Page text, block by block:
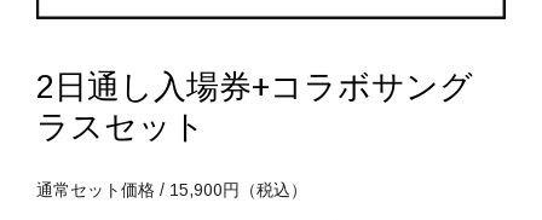
2日通し入場券+コラボサング
ラスセット
通常セット価格 / 15,900円（税込）